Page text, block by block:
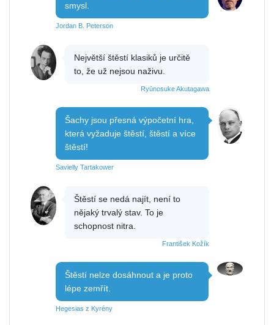
smysl.
Jordan B. Peterson
Největší štěstí klasiků je určitě
to, že už nejsou naživu.
Ryūnosuke Akutagawa
Šachy jsou přesná výpočetní hra,
která vyžaduje štěstí, štěstí a více
štěstí!
Savielly Tartakower
Štěstí se nedá najít, není to
nějaký trvalý stav. To je
schopnost nitra.
František Kožík
Štěstí nelze dosáhnout a je proto
lépe zemřít.
Hegesias z Kyrény